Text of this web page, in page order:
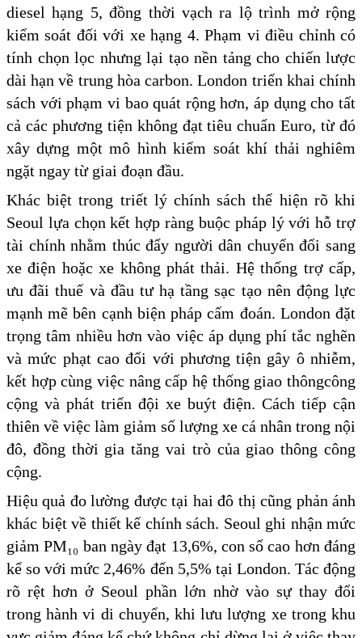
diesel hạng 5, đồng thời vạch ra lộ trình mở rộng
kiểm soát đối với xe hạng 4. Phạm vi điều chỉnh có
tính chọn lọc nhưng lại tạo nền tảng cho chiến lược
dài hạn về trung hòa carbon. London triển khai chính
sách với phạm vi bao quát rộng hơn, áp dụng cho tất
cả các phương tiện không đạt tiêu chuẩn Euro, từ đó
xây dựng một mô hình kiểm soát khí thải nghiêm
ngặt ngay từ giai đoạn đầu.
Khác biệt trong triết lý chính sách thể hiện rõ khi
Seoul lựa chọn kết hợp ràng buộc pháp lý với hỗ trợ
tài chính nhằm thúc đẩy người dân chuyển đổi sang
xe điện hoặc xe không phát thải. Hệ thống trợ cấp,
ưu đãi thuế và đầu tư hạ tầng sạc tạo nên động lực
mạnh mẽ bên cạnh biện pháp cấm đoán. London đặt
trọng tâm nhiều hơn vào việc áp dụng phí tắc nghẽn
và mức phạt cao đối với phương tiện gây ô nhiễm,
kết hợp cùng việc nâng cấp hệ thống giao thôngcông
cộng và phát triển đội xe buýt điện. Cách tiếp cận
thiên về việc làm giảm số lượng xe cá nhân trong nội
đô, đồng thời gia tăng vai trò của giao thông công
cộng.
Hiệu quả đo lường được tại hai đô thị cũng phản ánh
khác biệt về thiết kế chính sách. Seoul ghi nhận mức
giảm PM₁₀ ban ngày đạt 13,6%, con số cao hơn đáng
kể so với mức 2,46% đến 5,5% tại London. Tác động
rõ rệt hơn ở Seoul phần lớn nhờ vào sự thay đổi
trong hành vi di chuyển, khi lưu lượng xe trong khu